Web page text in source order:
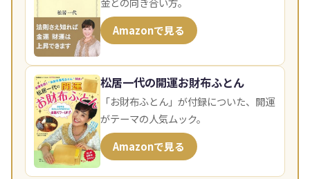
Amazonで見る
松居一代の開運お財布ふとん
「お財布ふとん」が付録についた、開運
がテーマの人気ムック。
Amazonで見る